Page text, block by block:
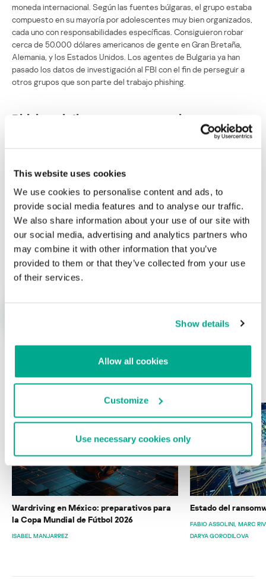
This website uses cookies
We use cookies to personalise content and ads, to
provide social media features and to analyse our traffic.
We also share information about your use of our site with
our social media, advertising and analytics partners who
may combine it with other information that you’ve
provided to them or that they’ve collected from your use
of their services.
Show details
Allow all cookies
Customize
Use necessary cookies only
moneda internacional. Según las fuentes búlgaras, el grupo estaba
compuesto en su mayoría por adolescentes muy bien organizados,
cada uno con responsabilidades específicas. Consiguieron robar
cerca de 50.000 dólares americanos de gente en Gran Bretaña,
Alemania, y los Estados Unidos. Los agentes de Bulgaria ya han
pasado los datos de investigación al FBI con el fin de perseguir a
otros grupos que son parte del trabajo phishing.
Phishers búlgaros son arrestados
Nombre* Correo electrónico*
ÚLTIMAS PUBLICACIONES
Wardriving en México: preparativos para
la Copa Mundial de Fútbol 2026
ISABEL MANJARREZ
Estado del
FABIO ASSOLINI MARC
DARYA GORODILOVA